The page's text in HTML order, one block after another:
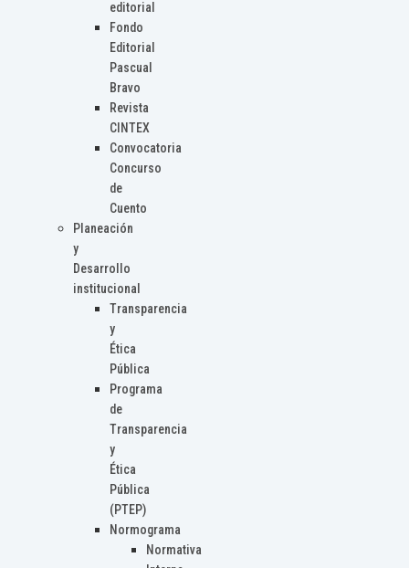
editorial
Fondo
Editorial
Pascual
Bravo
Revista
CINTEX
Convocatoria
Concurso
de
Cuento
Planeación
y
Desarrollo
institucional
Transparencia
y
Ética
Pública
Programa
de
Transparencia
y
Ética
Pública
(PTEP)
Normograma
Normativa